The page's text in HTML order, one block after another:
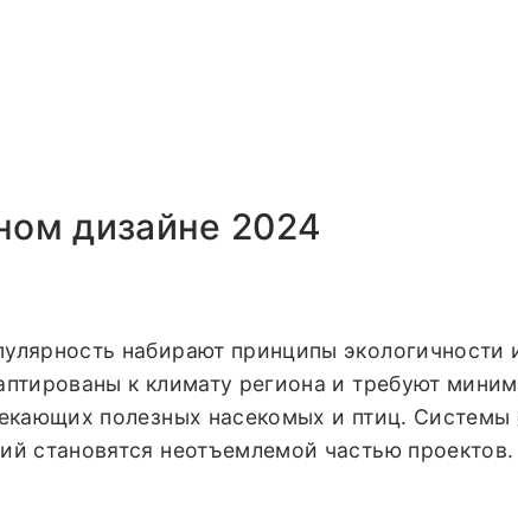
дизайне 2024
набирают принципы экологичности
к климату региона и требуют
полезных насекомых и птиц.
становятся неотъемлемой частью проектов.